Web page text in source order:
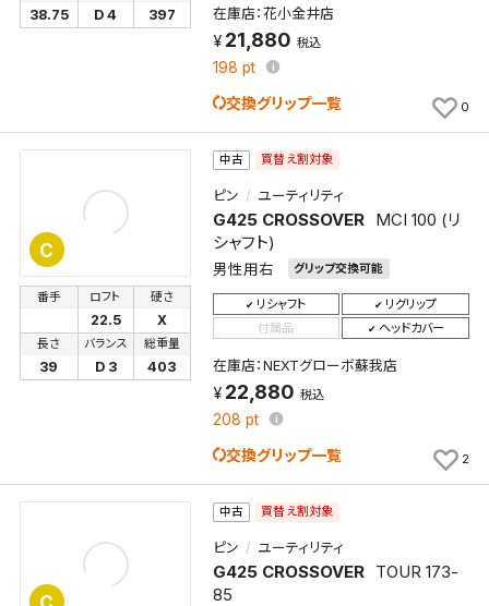
38.75 D 4 397 在庫店：花小金井店
21,880 税込
198 pt
交換グリップ一覧 0
C
中古 買替え割対象
ピン ユーティリティ
G425 CROSSOVER
MCI 100 (リ
シャフト)
男性用右 グリップ交換可能
番手 ロフト
22.5
硬さ
X
長さ
39
バランス
D 3
総重量
403
リシャフト
リグリップ
付属品
ヘッドカバー
在庫店：NEXTグローボ蘇我店
22,880 税込
208 pt
交換グリップ一覧 2
中古 買替え割対象
ピン ユーティリティ
G425 CROSSOVER
TOUR 173-
85